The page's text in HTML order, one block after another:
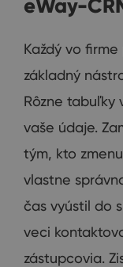
eWay-
Každý vo
základný
Rôzne tabuľky
vaše údaje.
tým, kto
vlastne
čas vyústil do
veci
zástupcovia.